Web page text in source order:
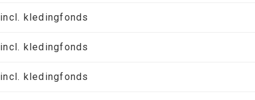
incl. kledingfonds
incl. kledingfonds
incl. kledingfonds